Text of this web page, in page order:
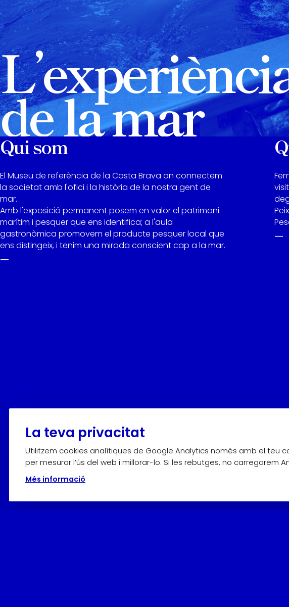
de la mar
Qui som
El Museu de referència de la Costa Brava on connectem
la societat amb l'ofici i la història de la nostra gent de
mar.
Amb l'exposició permanent posem en valor el patrimoni
marítim i pesquer que ens identifica; a l'aula
gastronòmica promovem el producte pesquer local que
ens distingeix, i tenim una mirada conscient cap a la mar.
—
—
La teva privacitat
Utilitzem cookies analítiques de Google Analytics només amb el teu
per mesurar l’ús del web i millorar-lo. Si les rebutges, no carregarem
Més informació